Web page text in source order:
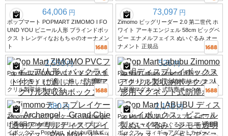
64,006 円
ポップマート POPMART ZIMOMO I FO
UND YOU ビニール人形 ブラインドボッ
クス トレンディなおもちゃのオーナメン
ト
73,097 円
Zimomo ビッグリーダー 2.0 第二世代 ホ
ワイト アーキエンジェル 58cm ビッグベ
ビー エナメルフェイス ぬいぐるみ オー
ナメント 正規品
2,553 円
Pop Mart ZIMOMO PVCフィギュア/人形
（バックライト付き）に適した、防塵ア
クリル製収納ボックス
526 円
Pop Mart Labubu Zimomo 透明ディスプ
レイボックス アクリル製収納ボックス
人形用マグネット式防塵ボックス
380 円
Zimomoディスプレイケース、Archange
l、Grand Chief透明アクリルディスプレ
イボックス、Pop Mart、Labubu収納ボッ
2,178 円
Pop Mart LABUBU ディスプレイボック
ス、ビニール製ぬいぐるみ、ジモモ透明
ボックス、フィギュアダストカバー